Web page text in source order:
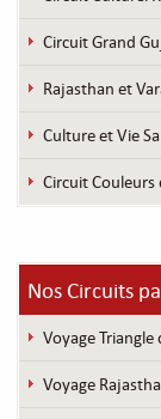
Circuit Grand
Rajasthan et
Culture et Vie
Circuit Couleurs
Nos Circuits
Voyage Triangle
Voyage